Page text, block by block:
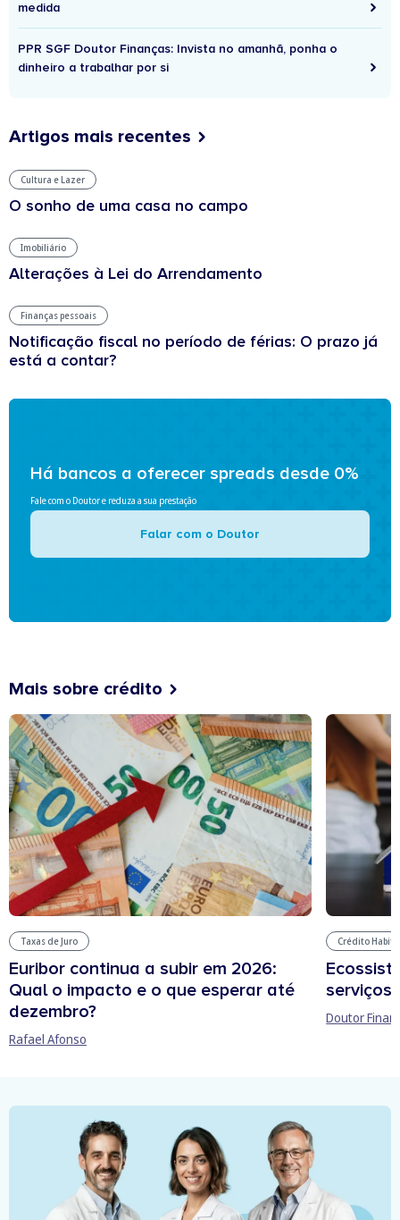
medida
PPR SGF Doutor Finanças: Invista no amanhã, ponha o
dinheiro a trabalhar por si
Artigos mais recentes
Cultura e Lazer
O sonho de uma casa no campo
Imobiliário
Alterações à Lei do Arrendamento
Finanças pessoais
Notificação fiscal no período de férias: O prazo já
está a contar?
Há bancos a oferecer spreads desde 0%
Fale com o Doutor e reduza a sua prestação
Falar com o Doutor
Mais sobre crédito
Taxas de Juro
Euribor continua a subir em 2026:
Qual o impacto e o que esperar até
dezembro?
Rafael Afonso
Crédito
serviços
Doutor